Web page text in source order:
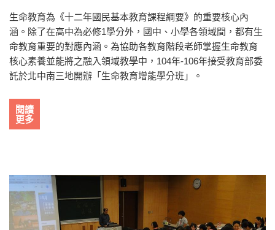
生命教育為《十二年國民基本教育課程綱要》的重要核心內
涵。除了在高中為必修1學分外，國中、小學各領域間，都有生
命教育重要的對應內涵。為協助各教育階段老師掌握生命教育
核心素養並能將之融入領域教學中，104年-106年接受教育部委
託於北中南三地開辦「生命教育增能學分班」。
閱讀
更多